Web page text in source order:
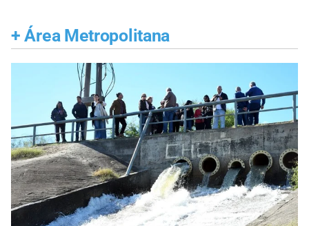
+ Área Metropolitana